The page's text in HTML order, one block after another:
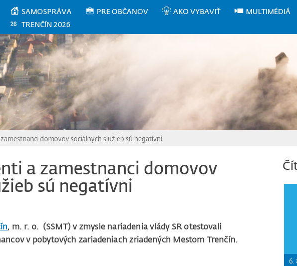
SAMOSPRÁVA PRE OBČANOV AKO VYBAVIŤ MULTIMÉDIÁ
TRENČÍN 2026
domovov sociálnych služieb sú negatívni
a zamestnanci domovov
sú negatívni
, m. r. o. (SSMT) v zmysle nariadenia vlády SR otestovali
v pobytových zariadeniach zriadených Mestom Trenčín.
6.